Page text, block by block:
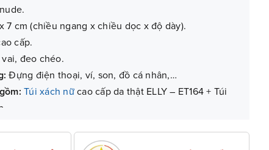
x 7 cm (chiều ngang x chiều dọc x độ dày).
cấp.
đeo chéo.
Đựng điện thoại, ví, son, đồ cá nhân,…
Túi xách nữcao cấp da thật ELLY – ET164 + Túi